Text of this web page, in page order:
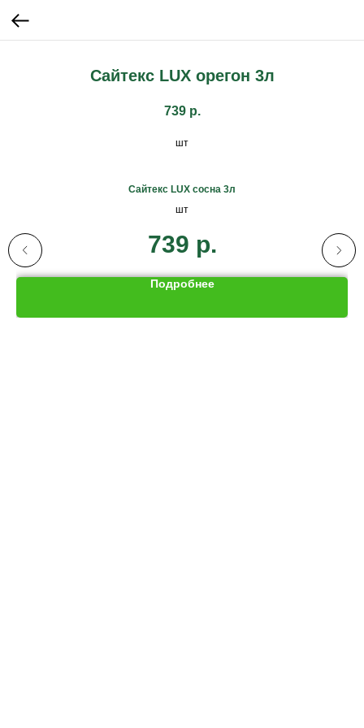
Сайтекс LUX орегон 3л
739 р.
шт
Сайтекс LUX сосна 3л
шт
739 р.
Подробнее